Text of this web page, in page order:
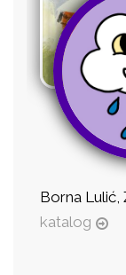
Borna Lulić,
katalog